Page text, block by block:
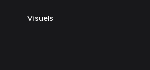
Visuels